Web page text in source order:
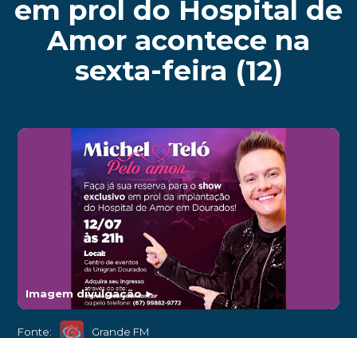
em prol do Hospital de
Amor acontece na
sexta-feira (12)
Imagem divulgação►
Fonte: Grande FM